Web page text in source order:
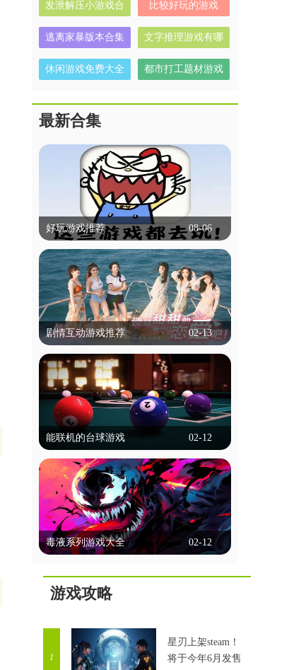
发泄解压小游戏合
集
比较好玩的游戏
逃离家暴版本合集
文字推理游戏有哪
些
休闲游戏免费大全
都市打工题材游戏
最新合集
好玩游戏推荐 08-06
好玩游戏推荐
什么游戏比较好玩,可以推荐吗？本专题
就帮大家解决这个困扰，专题里的游戏有
冒险类，动作类等等，都是不需要实名认
证就能玩的，为学生用户带来了便捷！
立即查看
剧情互动游戏推荐
02-13
剧情互动游戏推荐
剧情互动游戏是一种以叙事为核心的游戏
类型，玩家通过选择影响故事走向和结
局。这类游戏通常以丰富的剧情和角色发
展为特色，玩家的每个决定都可能改变情
节发展，带来不同的结局。游戏通过对话
体验多样的故事线和情感冲突。画面精
美，配音出色，强调沉浸感。玩家不仅能
享受互动乐趣，还能通过不同选择探索多
种可能性，体验复杂的人性和道德困境。
这里锚点网小编为各位带来几款好玩的剧
情互动类游戏，一起来看看吧！
立即查看
能联机的台球游戏
02-12
能联机的台球游戏
能联机的台球游戏允许玩家通过网络与朋
友或全球玩家实时对战，这些游戏通常提
供单人模式、多人模式和在线比赛，玩家
可以通过匹配系统或邀请好友进行对战。
它们以逼真的物理效果和多种游戏模式著
戏通常具备聊天功能，方便玩家交流，部
分还提供排行榜和成就系统，增加竞技性
和趣味性。这里锚点网小编为大家带来多
看看吧！
立即查看
毒液系列游戏大全
02-12
毒液游戏集锦，汇聚了众多热门精彩的毒
可以根据自己的喜好选择不同的技能，一
路闯关斩将，完成每个任务都将让你获得
成长。同时，你还要与邪恶力量进行对
立即查看
游戏攻略
1
星刃上架steam！
将于今年6月发售